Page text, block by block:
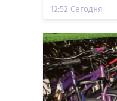
12:52 Сегодня